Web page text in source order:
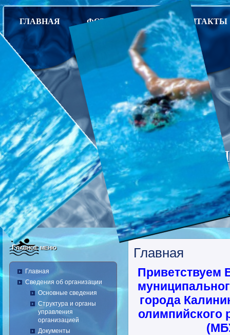
ГЛАВНАЯ ФОТОГАЛЕРЕЯ КОНТАКТЫ
СПОРТИВНАЯ ШКОЛА
Главное меню
Главная
Сведения об организации
Основные сведения
Структура и органы
управления
организацией
Документы
Главная
Приветствуем
города
олимпийского